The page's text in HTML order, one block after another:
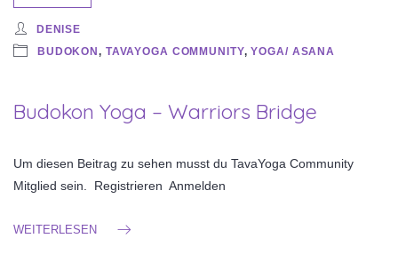
DENISE
BUDOKON, TAVAYOGA COMMUNITY,YOGA/ ASANA
Budokon Yoga – Warriors Bridge
Um diesen Beitrag zu sehen musst du TavaYoga Community
Mitglied sein. Registrieren Anmelden
WEITERLESEN